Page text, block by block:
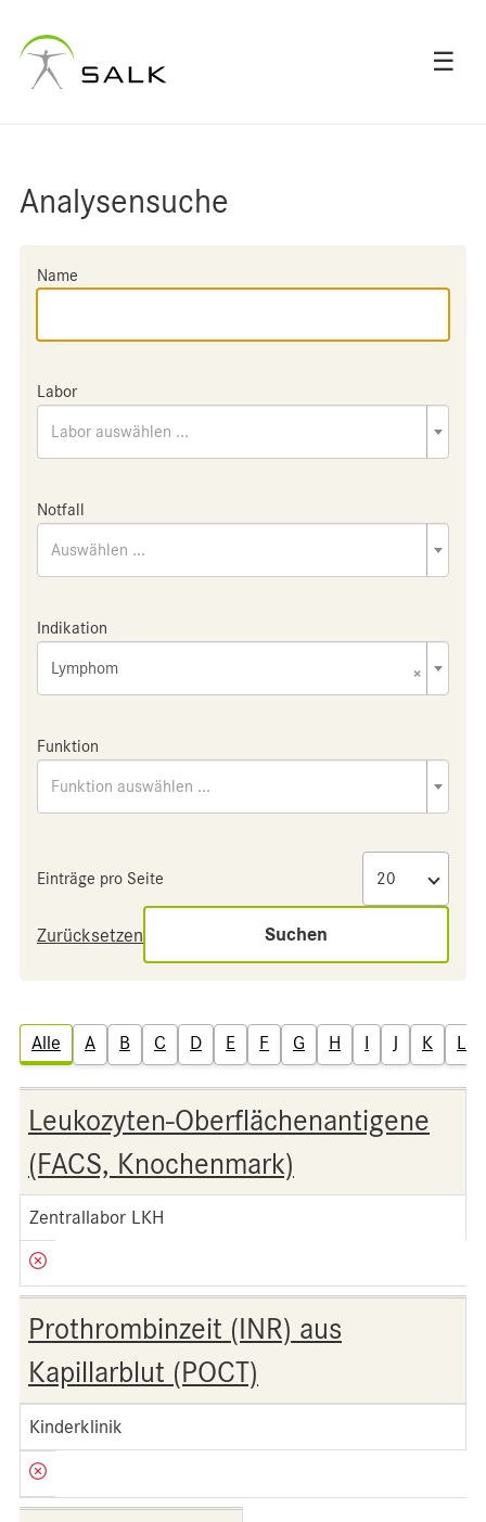
☰
Analysensuche
Name
Labor
Labor auswählen ...
Notfall
Auswählen ...
Indikation
×
Lymphom
Funktion
Funktion auswählen ...
Einträge pro Seite
Zurücksetzen Suchen
Alle A B C D E F G H I J K L
Leukozyten-Oberflächenantigene
(FACS, Knochenmark)
Zentrallabor LKH
Prothrombinzeit (INR) aus
Kapillarblut (POCT)
Kinderklinik